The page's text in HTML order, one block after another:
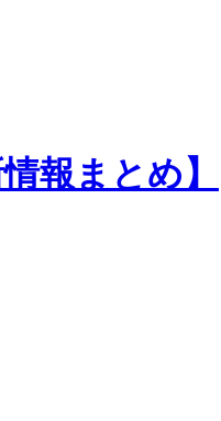
報まとめ】